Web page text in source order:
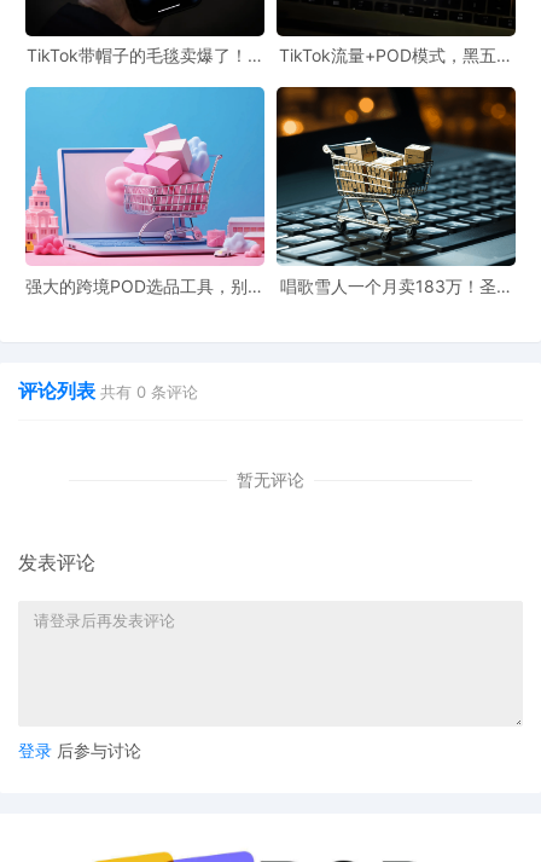
UinPOD优衣印全球定制公司，已在美国，西班牙、德国、泰国、菲
律宾、马来西亚、日本、墨西哥等多个国家本地布局印花工厂，可
定制产品丰富多样，支持一件定制一件代发，确保产品品质和48小
时交货速度，为卖家提供高品质POD柔性定制服务。
来源： https://v.douyin.com/u9jvx8CqPXc/
TikTok带帽子的毛毯卖爆了！一
TikTok流量+POD模式，黑五产
强大的跨境POD选品工具，别人
唱歌雪人一个月卖183万！圣诞
评论列表 共有 0 条评论
暂无评论
发表评论
登录 后参与讨论